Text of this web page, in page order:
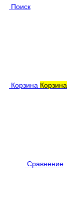
Поиск
Корзина Корзина
Сравнение